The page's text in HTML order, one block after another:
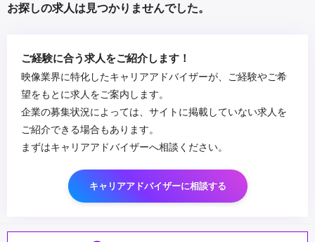
お探しの求人は見つかりませんでした。
ご経験に合う求人をご紹介します！
映像業界に特化したキャリアアドバイザーが、ご経験やご希
望をもとに求人をご案内します。
企業の募集状況によっては、サイトに掲載していない求人を
ご紹介できる場合もあります。
まずはキャリアアドバイザーへ相談ください。
キャリアアドバイザーに相談する